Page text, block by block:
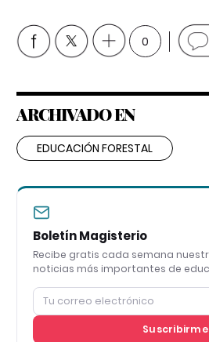
0
ARCHIVADO EN
EDUCACIÓN FORESTAL
Boletín Magisterio
Recibe gratis cada semana
noticias más importantes de
Suscribirme